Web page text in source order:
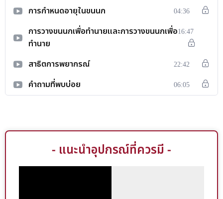
การกำหนดอายุในขนนก 04:36
การวางขนนกเพื่อทำนายและการวางขนนกเพื่อ
ทำนาย
16:47
สาธิตการพยากรณ์ 22:42
คำถามที่พบบ่อย 06:05
- แนะนำอุปกรณ์ที่ควรมี -